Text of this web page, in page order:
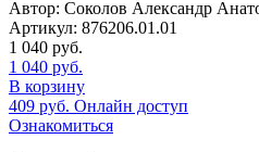
Автор: Соколов Александр
Артикул: 876206.01.01
1 040 руб.
1 040 руб.
В корзину
409 руб. Онлайн доступ
Ознакомиться